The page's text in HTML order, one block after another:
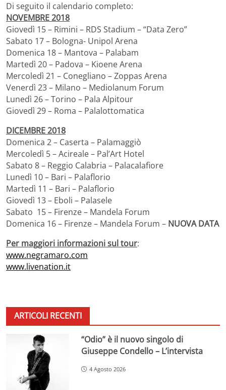
Di seguito il calendario completo:
NOVEMBRE 2018
Giovedì 15 – Rimini – RDS Stadium – “Data Zero”
Sabato 17 – Bologna- Unipol Arena
Domenica 18 – Mantova – Palabam
Martedì 20 – Padova – Kioene Arena
Mercoledì 21 – Conegliano – Zoppas Arena
Venerdì 23 – Milano – Mediolanum Forum
Lunedì 26 – Torino – Pala Alpitour
Giovedì 29 – Roma – Palalottomatica
DICEMBRE 2018
Domenica 2 – Caserta – Palamaggiò
Mercoledì 5 – Acireale – Pal’Art Hotel
Sabato 8 – Reggio Calabria – Palacalafiore
Lunedì 10 – Bari – Palaflorio
Martedì 11 – Bari – Palaflorio
Giovedì 13 – Eboli – Palasele
Sabato 15 – Firenze – Mandela Forum
Domenica 16 – Firenze – Mandela Forum – NUOVA DATA
Per maggiori informazioni sul tour:
www.negramaro.com
www.livenation.it
ARTICOLI RECENTI
“Odio” è il nuovo singolo di
Giuseppe Condello – L’intervista
4 Agosto 2026